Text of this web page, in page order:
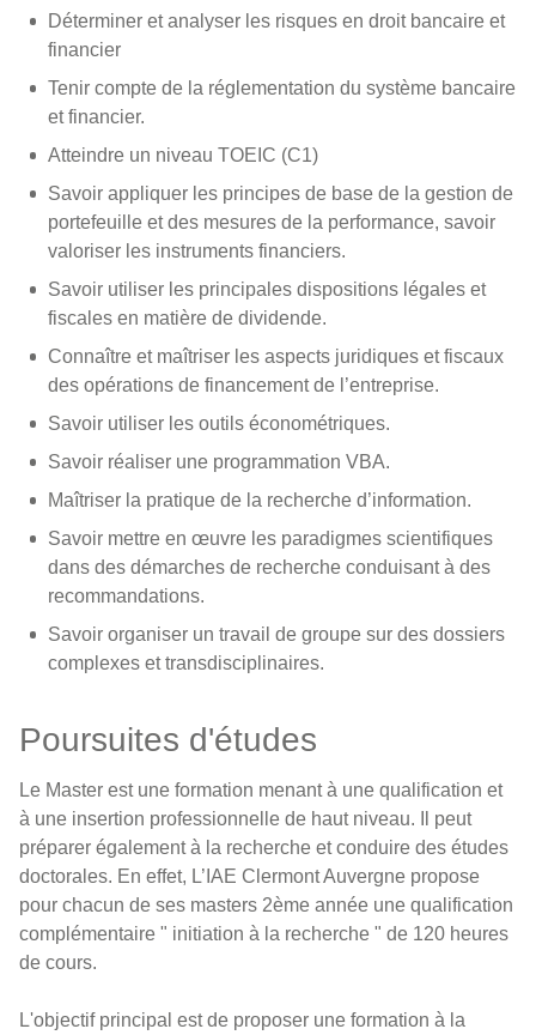
Déterminer et analyser les risques en droit bancaire et
financier
Tenir compte de la réglementation du système bancaire
et financier.
Atteindre un niveau TOEIC (C1)
Savoir appliquer les principes de base de la gestion de
portefeuille et des mesures de la performance, savoir
valoriser les instruments financiers.
Savoir utiliser les principales dispositions légales et
fiscales en matière de dividende.
Connaître et maîtriser les aspects juridiques et fiscaux
des opérations de financement de l’entreprise.
Savoir utiliser les outils économétriques.
Savoir réaliser une programmation VBA.
Maîtriser la pratique de la recherche d’information.
Savoir mettre en œuvre les paradigmes scientifiques
dans des démarches de recherche conduisant à des
recommandations.
Savoir organiser un travail de groupe sur des dossiers
complexes et transdisciplinaires.
Poursuites d'études
Le Master est une formation menant à une qualification et
à une insertion professionnelle de haut niveau. Il peut
préparer également à la recherche et conduire des études
doctorales. En effet, L’IAE Clermont Auvergne propose
pour chacun de ses masters 2ème année une qualification
complémentaire " initiation à la recherche " de 120 heures
de cours.
L'objectif principal est de proposer une formation à la